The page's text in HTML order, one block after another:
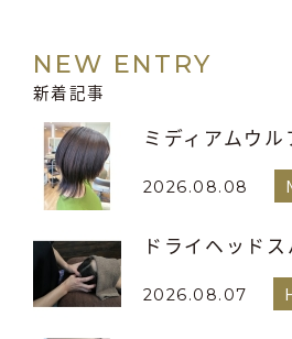
NEW ENTRY
新着記事
ミディアムウル
2026.08.08
ドライヘッドス
2026.08.07